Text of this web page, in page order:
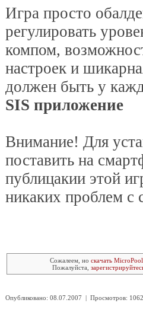
Игра просто
регулировать
компом,
настроек и
должен быть у
SIS приложение
Внимание! Для
поставить на
публицакии этой
никаких проблем с
Сожалеем, но скачать
Пожалуйста,
Опубликовано: 08.07.2007 | Просмотров: